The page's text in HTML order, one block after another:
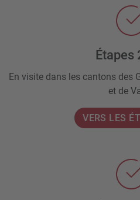
Étapes
En visite dans les cantons des
et de
VERS LES